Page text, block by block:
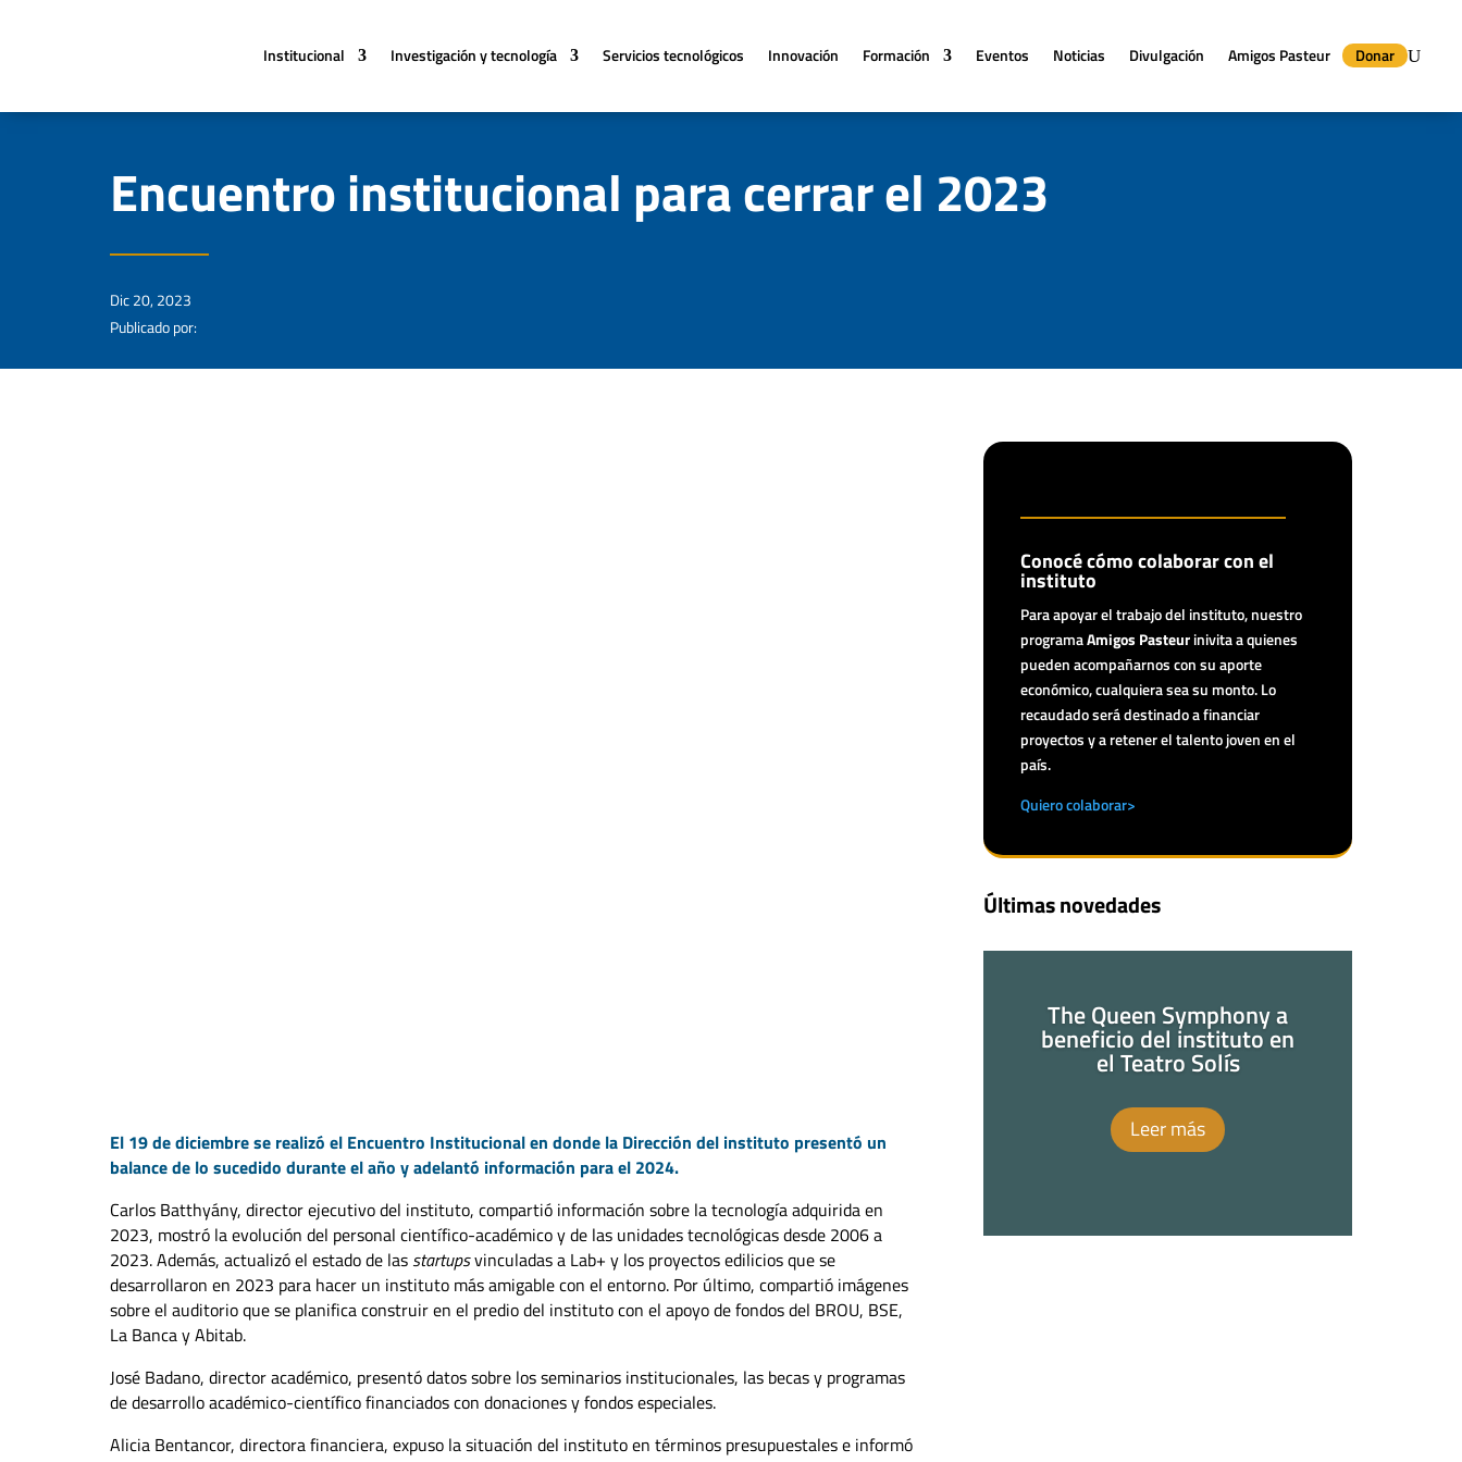
Institucional Investigación y tecnología Servicios tecnológicos Innovación Formación Eventos Noticias Divulgación Amigos Pasteur Donar
Encuentro institucional para cerrar el 2023
Dic 20, 2023
Publicado por:
El 19 de diciembre se realizó el Encuentro Institucional en donde la Dirección del instituto presentó un
balance de lo sucedido durante el año y adelantó información para el 2024.
Carlos Batthyány, director ejecutivo del instituto, compartió información sobre la tecnología adquirida en
2023, mostró la evolución del personal científico-académico y de las unidades tecnológicas desde 2006 a
2023. Además, actualizó el estado de las startupsvinculadas a Lab+ y los proyectos edilicios que se
desarrollaron en 2023 para hacer un instituto más amigable con el entorno. Por último, compartió imágenes
sobre el auditorio que se planifica construir en el predio del instituto con el apoyo de fondos del BROU, BSE,
La Banca y Abitab.
José Badano, director académico, presentó datos sobre los seminarios institucionales, las becas y programas
de desarrollo académico-científico financiados con donaciones y fondos especiales.
Alicia Bentancor, directora financiera, expuso la situación del instituto en términos presupuestales e informó
Conocé cómo colaborar con el
instituto
Para apoyar el trabajo del instituto, nuestro
programaAmigos Pasteurinivita a quienes
pueden acompañarnos con su aporte
económico, cualquiera sea su monto. Lo
recaudado será destinado a financiar
proyectos y a retener el talento joven en el
país.
Quiero colaborar>
Últimas novedades
The Queen Symphony a
beneficio del instituto en
el Teatro Solís
Leer más